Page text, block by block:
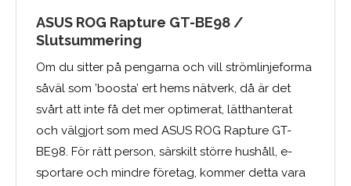
ASUS ROG Rapture GT-BE98 /
Slutsummering
Om du sitter på pengarna och vill strömlinjeforma
såväl som ’boosta’ ert hems nätverk, då är det
svårt att inte få det mer optimerat, lätthanterat
och välgjort som med ASUS ROG Rapture GT-
BE98. För rätt person, särskilt större hushåll, e-
sportare och mindre företag, kommer detta vara